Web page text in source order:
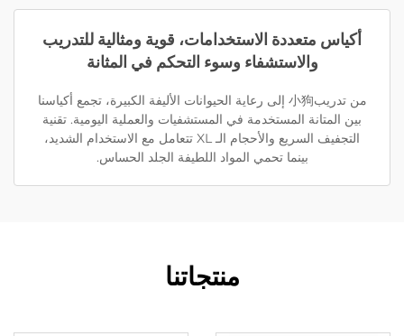
أكياس متعددة الاستخدامات، قوية ومثالية للتدريب
والاستشفاء وسوء التحكم في المثانة
من تدريب小狗 إلى رعاية الحيوانات الأليفة الكبيرة، تجمع أكياسنا
بين المتانة المستخدمة في المستشفيات والعملية اليومية. تقنية
التجفيف السريع والأحجام الـ XL تتعامل مع الاستخدام الشديد،
بينما تحمي المواد اللطيفة الجلد الحساس.
منتجاتنا